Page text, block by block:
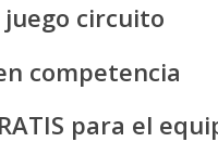
circuito
competencia
para el